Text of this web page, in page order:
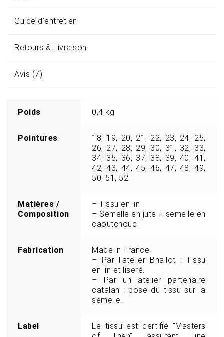
Guide d'entretien
Retours & Livraison
Avis (7)
Poids 0,4 kg
Pointures
18, 19, 20, 21, 22, 23, 24, 25,
26, 27, 28, 29, 30, 31, 32, 33,
34, 35, 36, 37, 38, 39, 40, 41,
42, 43, 44, 45, 46, 47, 48, 49,
50, 51, 52
Matières /
Composition
– Tissu en lin
– Semelle en jute + semelle en
caoutchouc
Fabrication
Made in France.
– Par l'atelier Bhallot : Tissu
en lin et liseré.
– Par un atelier partenaire
catalan : pose du tissu sur la
semelle.
Label
Le tissu est certifié "Masters